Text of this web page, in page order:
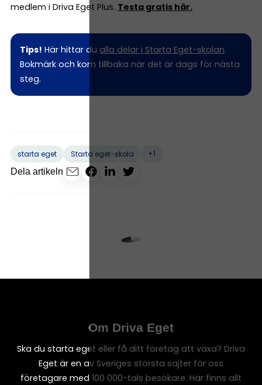
medlem i Driva Eget Plus. Testa gratis här.
Tips! Här hittar du alla delar i Starta Eget-skolan.
Bokmärk och kom tillbaka när det är dags för nästa
steg.
starta eget Starta eget-skola
+1
Dela artikeln
Om Driva Eget
Ska du starta eget eller få ditt företag att växa? Driva
Eget är en av Sveriges största sajter för oss
företagare med 100 000-tals besökare. Här finns allt